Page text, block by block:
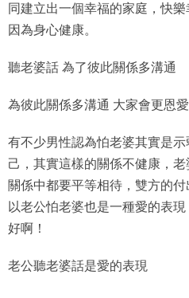
同建立出一個幸福的家庭，快
因為身心健康。
聽老婆話 為了彼此關係多溝通
為彼此關係多溝通 大家會更恩愛
有不少男性認為怕老婆其實是
己，其實這樣的關係不健康，
關係中都要平等相待，雙方的
以老公怕老婆也是一種愛的表
好啊！
老公聽老婆話是愛的表現